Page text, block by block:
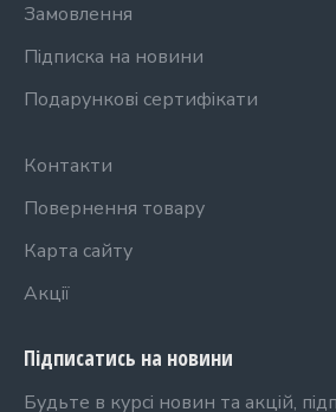
Замовлення
Підписка на новини
Подарункові сертифікати
Контакти
Повернення товару
Карта сайту
Акції
Підписатись на новини
Будьте в курсі новин та акцій,